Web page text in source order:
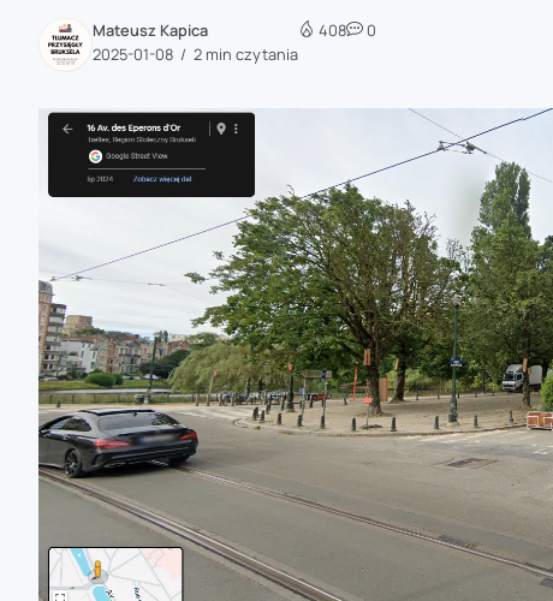
zaobserwuj nas
zaobserwuj nas
zaobserwuj nas
Mateusz Kapica
2025-01-08
2 min czytania
408 0